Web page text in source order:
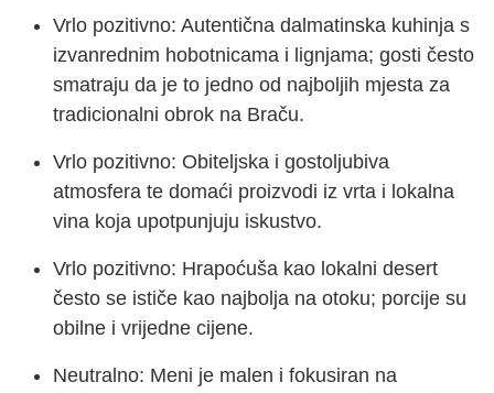
Vrlo pozitivno: Autentična dalmatinska kuhinja s
izvanrednim hobotnicama i lignjama; gosti često
smatraju da je to jedno od najboljih mjesta za
tradicionalni obrok na Braču.
Vrlo pozitivno: Obiteljska i gostoljubiva
atmosfera te domaći proizvodi iz vrta i lokalna
vina koja upotpunjuju iskustvo.
Vrlo pozitivno: Hrapoćuša kao lokalni desert
često se ističe kao najbolja na otoku; porcije su
obilne i vrijedne cijene.
Neutralno: Meni je malen i fokusiran na